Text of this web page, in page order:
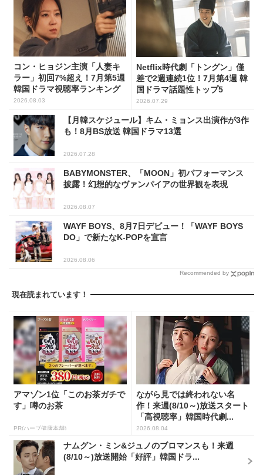
コン・ヒョジン主演「人妻キ
ラー」初回7%超え！7月第5週
韓国ドラマ視聴率ランキング
2026.08.03
Netflix時代劇「トングン」僅
差で2週連続1位！7月第4週 韓
国ドラマ話題性トップ5
2026.07.29
【月韓スケジュール】キム・ミョンス出演作が3作
も！8月BS放送 韓国ドラマ13選
2026.07.28
BABYMONSTER、「MOON」初パフォーマンス
披露！幻想的なヴァンパイアの世界観を表現
2026.08.07
WAYF BOYS、8月7日デビュー！「WAYF BOYS
DO」で新たなK-POPを宣言
2026.08.06
Recommended by
現在読まれています！
アマゾン1位「このお茶ガチで
す」噂のお茶
PR(ハーブ健康本舗)
ながら見では終われない名
作！来週(8/10～)放送スタート
「高視聴率」韓国時代劇...
2026.08.04
ナムグン・ミン&ジュノのブロマンスも！来週
(8/10～)放送開始「好評」韓国ドラ...